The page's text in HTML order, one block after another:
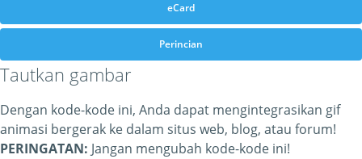
eCard
Perincian
Tautkan gambar
Dengan kode-kode ini, Anda dapat mengintegrasikan gif
animasi bergerak ke dalam situs web, blog, atau forum!
PERINGATAN: Jangan mengubah kode-kode ini!